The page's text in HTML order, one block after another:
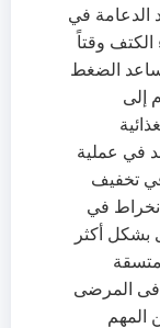
الدعامة في
وقتاً
الضغط
إلى
في عملية
تخفيف
في
بشكل أكثر
المرضى
المهم